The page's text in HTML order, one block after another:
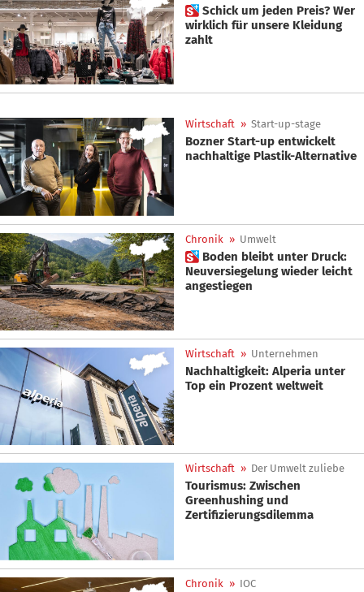
 Schick um jeden Preis? Wer
wirklich für unsere Kleidung
zahlt
Wirtschaft » Start-up-stage
Bozner Start-up entwickelt
nachhaltige Plastik-Alternative
Chronik » Umwelt
 Boden bleibt unter Druck:
Neuversiegelung wieder leicht
angestiegen
Wirtschaft » Unternehmen
Nachhaltigkeit: Alperia unter
Top ein Prozent weltweit
Wirtschaft » Der Umwelt zuliebe
Tourismus: Zwischen
Greenhushing und
Zertifizierungsdilemma
Chronik » IOC